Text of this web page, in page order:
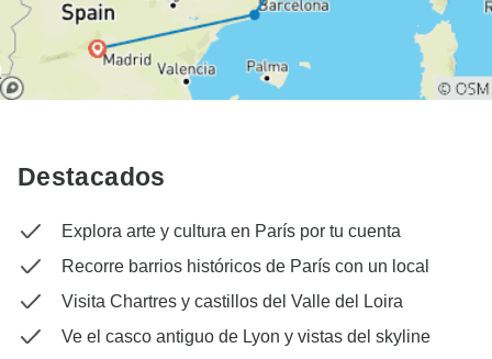
Destacados
Explora arte y cultura en París por tu cuenta
Recorre barrios históricos de París con un local
Visita Chartres y castillos del Valle del Loira
Ve el casco antiguo de Lyon y vistas del skyline